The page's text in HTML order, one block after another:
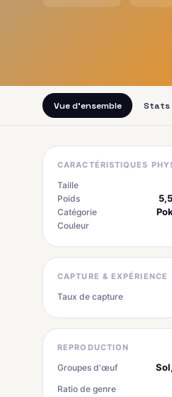
Vue d'ensemble Stats
CARACTÉRISTIQUES
Taille
Poids
Catégorie
Couleur
CAPTURE & EXPÉRIENCE
Taux de capture
REPRODUCTION
Groupes d'œuf
Ratio de genre